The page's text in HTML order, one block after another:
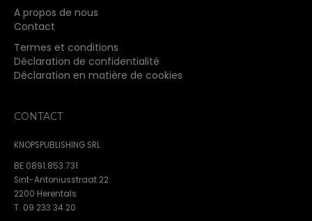
A propos de nous
Contact
Termes et conditions
Déclaration de confidentialité
Déclaration en matière de cookies
CONTACT
KNOPSPUBLISHING SRL
BE 0891.853.731
Sint-Antoniusstraat 22
2200 Herentals
T. 09 233 34 20